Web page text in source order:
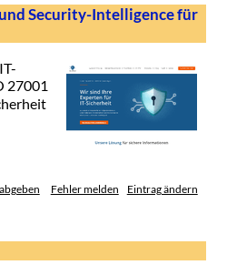
Security-Intelligence für
27001
Fehler melden Eintrag ändern